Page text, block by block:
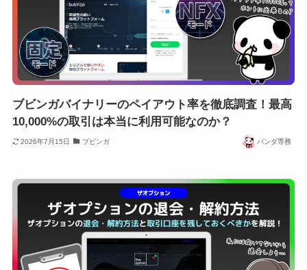
ブビンガバイナリーのペイアウト率を徹底調査！最高
10,000%の取引は本当に利用可能なのか？
2026年7月15日 ブビンガ パンダ専務